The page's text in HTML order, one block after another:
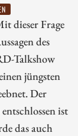
dieser Frage
des
Talkshow
jüngsten
Der
ist
das auch